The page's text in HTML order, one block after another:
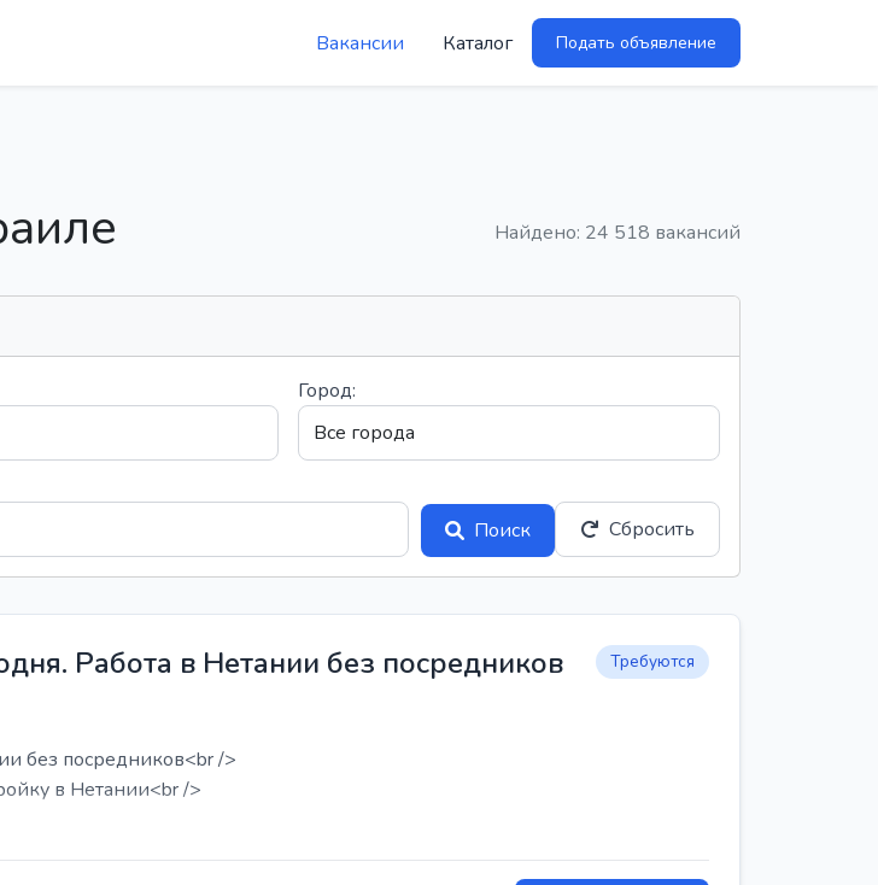
Вакансии Каталог Подать объявление
Найдено: 24 518 вакансий
Город:
Поиск
Сбросить
Работа в Нетании без посредников Требуются
без посредников<br />
в Нетании<br />